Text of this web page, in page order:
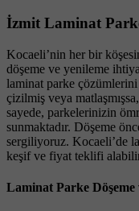
İzmit Laminat
Kocaeli’nin her bir
döşeme ve yenileme
laminat parke çözümlerini
çizilmiş veya
sayede, parkelerinizin
sunmaktadır. Döşeme
sergiliyoruz. Kocaeli’de
keşif ve fiyat teklifi
Laminat Parke Döşeme